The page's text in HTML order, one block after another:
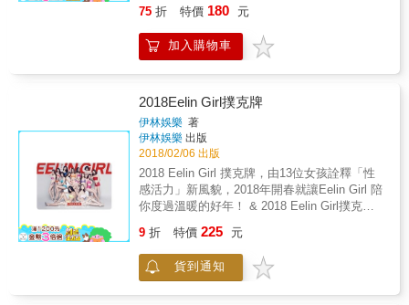
思維和心得，所以本書會盡量讓受訪者的說話
談中用不同角度思維切入牌手眼中的Poker世
界。 在過去多年，青年人都抱著熱誠投入
Poker世界之中，在成長的過程中走了很多冤枉
因此而成立，希望將世界已有的Poker知識回歸
世界。 無論你想成為牌手還是你已經是一個牌
手，本書都能夠為你帶來不同的視野， 去探究
Poker的奧秘。 十三名撲克精英名言── ● Derx
青龍忠：「用生命影響生命。」 ● MrChuChu
GPL香港寶船隊隊長：「只有堅持到最後的人
才會看見奇蹟。」 ● Anson Tsang 全港第一條
性。」 ● BJ GTO權威：「我不是天才，只是
勤力。」 ● Danny 香港The Hendonmob排行榜
第一：「Dare to dream！」 ● Elton 香港德州
撲克牌魔術 空手變牌、斷牌復原或讓排位移、
消失、變花色，或是拿來讀心、做各種特異功
能般的表演，包含各種趣味性、神祕感的撲克
你一眼看穿其中奧妙，並在勤加練習後，快速
上手。 ★變化萬千，效果十足 從洗牌、展牌、
切牌到過場表演、帶動氣氛的談話，從基礎到
花式，循序漸進地指導，即使初學者也能一次
就學會，輕易演出精彩的魔術。 讓觀眾猜不
透、想不出， 又忍不住一直看你變下去
&hellip;&hellip; 運用最常見的休閒物品──撲克
牌， 表演出100種奇幻魔術， 手法簡單，精彩
新奇，效果滿分， 初學者也能立刻上手， 成為
許多金錢和時間，只需要一副撲克牌、一雙靈
巧的手，就能成為你「隨身攜帶的快樂」。 本
書針對從未接觸過魔術的人或初學者，精選100
75 折 特價 180 元
加入購物車
2018Eelin Girl撲克牌
伊林娛樂 著
伊林娛樂 出版
2018/02/06 出版
2018 Eelin Girl 撲克牌，由13位女孩詮釋「性
感活力」新風貌，2018年開春就讓Eelin Girl 陪
你度過溫暖的好年！ & 2018 Eelin Girl撲克牌&
蔡祥 4 林佳葦 5 徐逸婷 6 Nicole 7 李娜 8 盧家
安 9 蔡筠絜 10 蔡宜家 J 裴頡 Q 鄧絜文 K 紀艾
希 【紙牌尺寸】5.7 x 8.7 cm 4個花色，每種花
9 折 特價 225 元
貨到通知